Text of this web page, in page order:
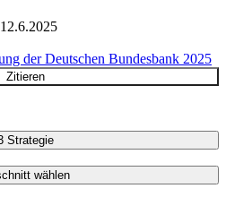
12.6.2025
der Deutschen Bundesbank 2025
Zitieren
Strategie
wählen